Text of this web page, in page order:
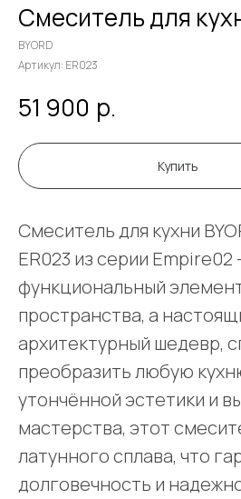
Смеситель для
BYORD
Артикул: ER023
51 900 р.
Купить
Смеситель для кухни
ER023 из серии
функциональный
пространства, а
архитектурный шедевр,
преобразить любую
утончённой эстетики и
мастерства, этот
латунного сплава, что
долговечность и